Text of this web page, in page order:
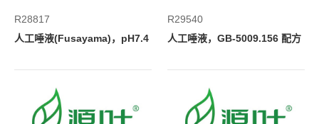
R28817
人工唾液(Fusayama)，pH7.4
R29540
人工唾液，GB-5009.156 配方